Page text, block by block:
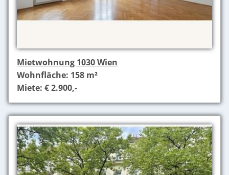
Mietwohnung 1030 Wien
Wohnfläche: 158 m²
Miete: € 2.900,-